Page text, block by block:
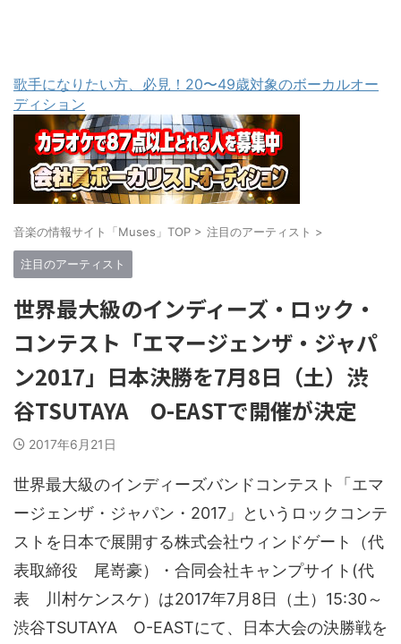
歌手になりたい方、必見！20〜49歳対象のボーカルオー
ディション
音楽の情報サイト「Muses」TOP > 注目のアーティスト >
注目のアーティスト
世界最大級のインディーズ・ロック・
コンテスト「エマージェンザ・ジャパ
ン2017」日本決勝を7月8日（土）渋
谷TSUTAYA O-EASTで開催が決定
2017年6月21日
世界最大級のインディーズバンドコンテスト「エマ
ージェンザ・ジャパン・2017」というロックコンテ
ストを日本で展開する株式会社ウィンドゲート（代
表取締役 尾嵜豪）・合同会社キャンプサイト(代
表 川村ケンスケ）は2017年7月8日（土）15:30～
渋谷TSUTAYA O-EASTにて、日本大会の決勝戦を